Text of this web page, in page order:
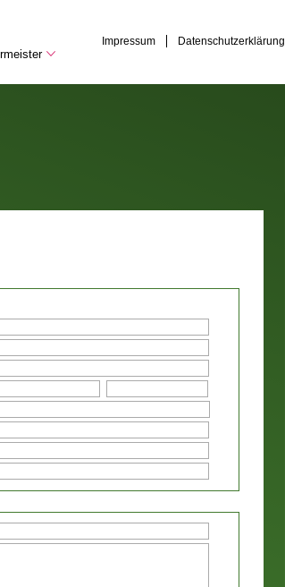
Impressum Datenschutzerklärung